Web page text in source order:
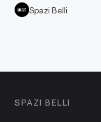
Spazi Belli
SPAZI BELLI